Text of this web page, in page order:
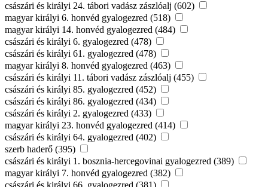
császári és királyi 24. tábori vadász zászlóalj (602)
magyar királyi 6. honvéd gyalogezred (518)
magyar királyi 14. honvéd gyalogezred (484)
császári és királyi 6. gyalogezred (478)
császári és királyi 61. gyalogezred (478)
magyar királyi 8. honvéd gyalogezred (463)
császári és királyi 11. tábori vadász zászlóalj (455)
császári és királyi 85. gyalogezred (452)
császári és királyi 86. gyalogezred (434)
császári és királyi 2. gyalogezred (433)
magyar királyi 23. honvéd gyalogezred (414)
császári és királyi 64. gyalogezred (402)
szerb haderő (395)
császári és királyi 1. bosznia-hercegovinai gyalogezred (389)
magyar királyi 7. honvéd gyalogezred (382)
császári és királyi 66. gyalogezred (381)